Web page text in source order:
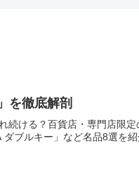
を徹底解剖
続ける？百貨店・専門店限
ブルキー」など名品8選を